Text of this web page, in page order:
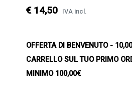
€ 14,50 IVA incl.
OFFERTA DI BENVENUTO-
CARRELLO SUL TUO PRIMO
MINIMO 100,00€